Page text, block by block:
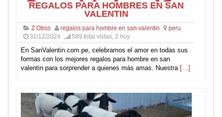
REGALOS PARA HOMBRES EN SAN
VALENTIN
Z Otros regalos para hombre en san valentin
peru
31/12/2024
589 total vistas, 2 hoy
En SanValentin.com.pe, celebramos el amor en todas sus
formas con los mejores regalos para hombre en san
valentin para sorprender a quienes más amas. Nuestra […]